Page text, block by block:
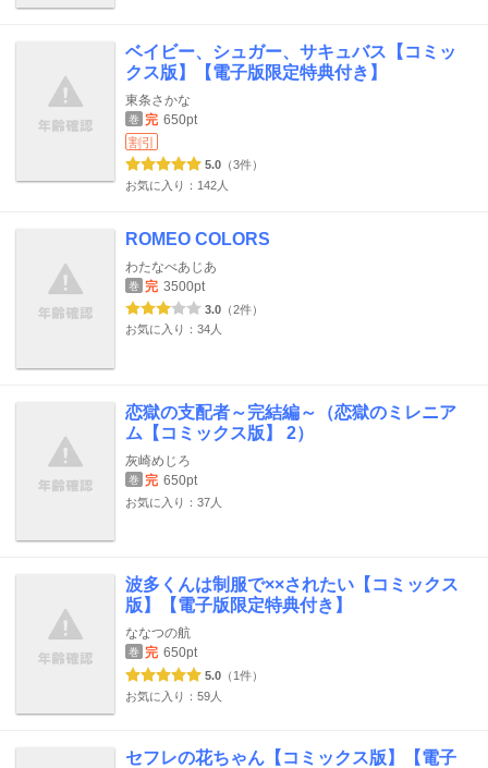
ベイビー、シュガー、サキュバス【コミッ
クス版】【電子版限定特典付き】
東条さかな
巻 完 650pt
割引
5.0 （3件）
お気に入り：142人
ROMEO COLORS
わたなべあじあ
巻 完 3500pt
3.0 （2件）
お気に入り：34人
恋獄の支配者～完結編～（恋獄のミレニア
ム【コミックス版】 2）
灰崎めじろ
巻 完 650pt
お気に入り：37人
波多くんは制服で××されたい【コミックス
版】【電子版限定特典付き】
ななつの航
巻 完 650pt
5.0 （1件）
お気に入り：59人
セフレの花ちゃん【コミックス版】【電子